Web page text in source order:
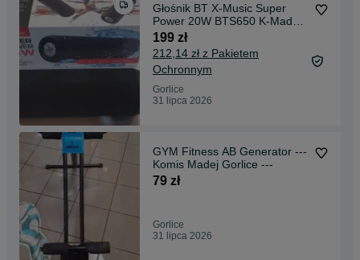
Głośnik BT X-Music Super
Power 20W BTS650 K-Madej
Gorlice Mickiewicza-
199 zł
212,14 zł z Pakietem
Ochronnym
Gorlice
31 lipca 2026
GYM Fitness AB Generator ---
Komis Madej Gorlice ---
79 zł
Gorlice
31 lipca 2026